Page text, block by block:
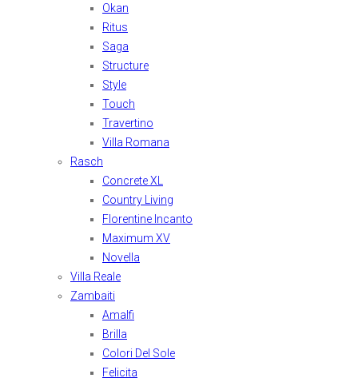
Okan
Ritus
Saga
Structure
Style
Touch
Travertino
Villa Romana
Rasch
Concrete XL
Country Living
Florentine Incanto
Maximum XV
Novella
Villa Reale
Zambaiti
Amalfi
Brilla
Colori Del Sole
Felicita